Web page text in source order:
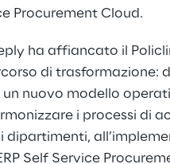
Procurement Cloud.
ha affiancato il
di trasformazione:
un nuovo modello
i processi di
dipartimenti,
Self Service